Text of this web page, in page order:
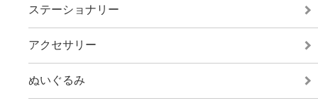
ステーショナリー
アクセサリー
ぬいぐるみ